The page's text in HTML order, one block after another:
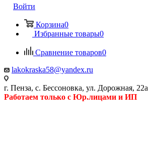
Войти
Корзина0
Избранные товары0
Сравнение товаров0
lakokraska58@yandex.ru
г. Пенза, с. Бессоновка, ул. Дорожная, 22а
Работаем только с Юр.лицами и ИП